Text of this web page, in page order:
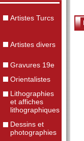
Artistes Turcs
Artistes divers
Gravures 19e
Orientalistes
Lithographies
et affiches
lithographiques
Dessins et
photographies